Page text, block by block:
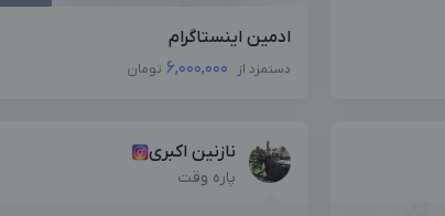
ادمین اینستاگرام
دستمزد از 6,000,000 تومان
نازنین اکبری
پاره وقت